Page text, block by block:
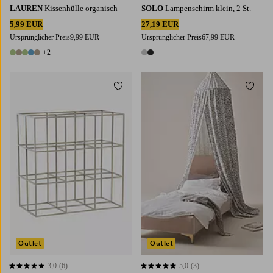
LAUREN Kissenhülle organisch
5,99 EUR
Ursprünglicher Preis9,99 EUR
7 Farben
+2
SOLO Lampenschirm klein, 2 St.
27,19 EUR
Ursprünglicher Preis67,99 EUR
2 Farben
3,0 basierend auf 6 Bewertungen
3,0 (6)
Outlet
Zu Favoriten hinzufügen
5,0 basierend auf 3 Bewertungen
5,0 (3)
Outlet
Zu